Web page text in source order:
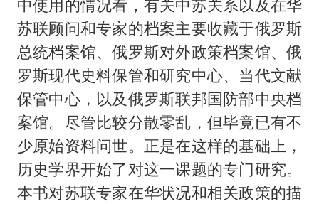
中使用的情况看，有关中苏关系以及在华
苏联顾问和专家的档案主要收藏于俄罗斯
总统档案馆、俄罗斯对外政策档案馆、俄
罗斯现代史料保管和研究中心、当代文献
保管中心，以及俄罗斯联邦国防部中央档
案馆。尽管比较分散零乱，但毕竟已有不
少原始资料问世。正是在这样的基础上，
历史学界开始了对这一课题的专门研究。
本书对苏联专家在华状况和相关政策的描